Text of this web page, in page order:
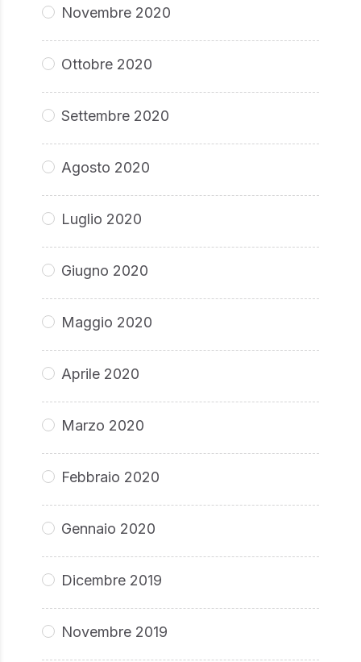
Novembre 2020
Ottobre 2020
Settembre 2020
Agosto 2020
Luglio 2020
Giugno 2020
Maggio 2020
Aprile 2020
Marzo 2020
Febbraio 2020
Gennaio 2020
Dicembre 2019
Novembre 2019